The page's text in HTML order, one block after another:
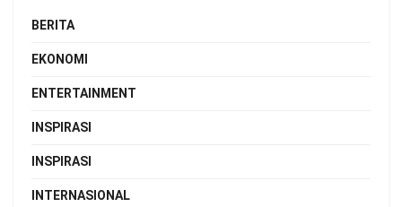
BERITA
EKONOMI
ENTERTAINMENT
INSPIRASI
INSPIRASI
INTERNASIONAL